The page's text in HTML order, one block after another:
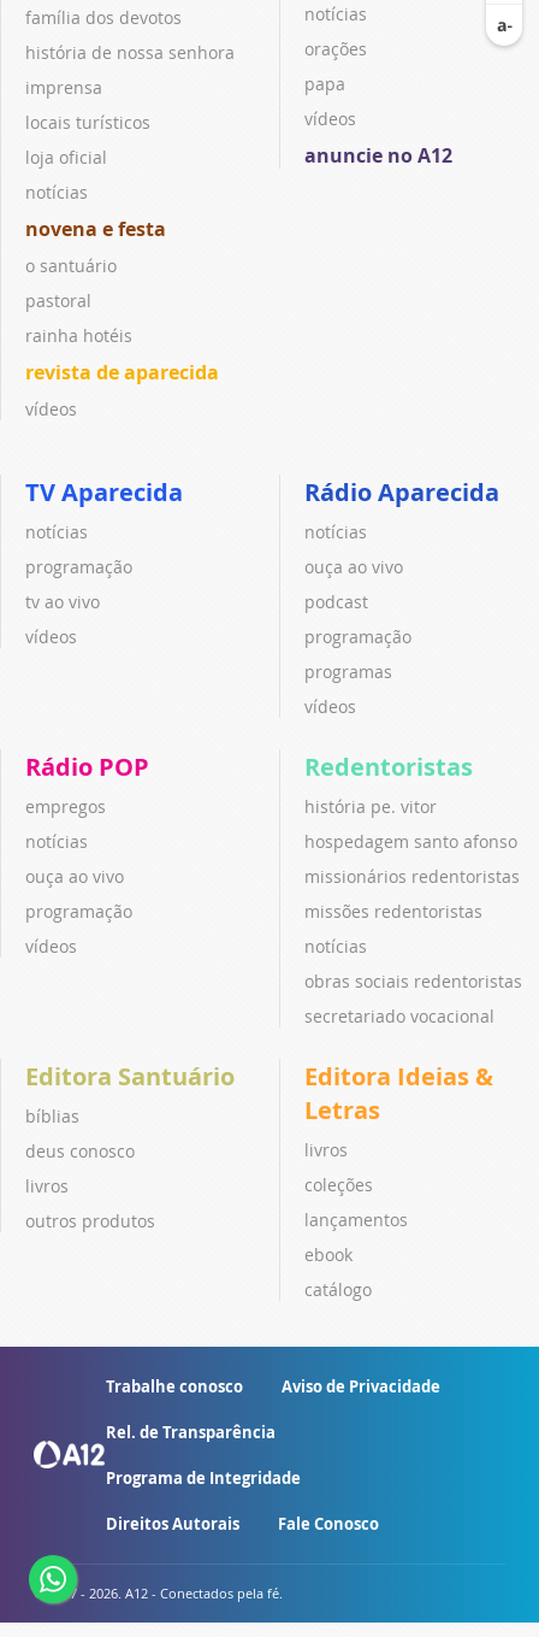
família dos devotos
história de nossa senhora
imprensa
locais turísticos
loja oficial
notícias
novena e festa
o santuário
pastoral
rainha hotéis
revista de aparecida
vídeos
notícias
orações
papa
vídeos
anuncie no A12
TV Aparecida
notícias
programação
tv ao vivo
vídeos
Rádio Aparecida
notícias
ouça ao vivo
podcast
programação
programas
vídeos
Rádio POP
empregos
notícias
ouça ao vivo
programação
vídeos
Redentoristas
história pe. vitor
hospedagem santo afonso
missionários redentoristas
missões redentoristas
notícias
obras sociais redentoristas
secretariado vocacional
Editora Santuário
bíblias
deus conosco
livros
outros produtos
Editora Ideias &
Letras
livros
coleções
lançamentos
ebook
catálogo
Trabalhe conosco Aviso de Privacidade
Rel. de Transparência
Programa de Integridade
Direitos Autorais Fale Conosco
© 2007 - 2026. A12 - Conectados pela fé.